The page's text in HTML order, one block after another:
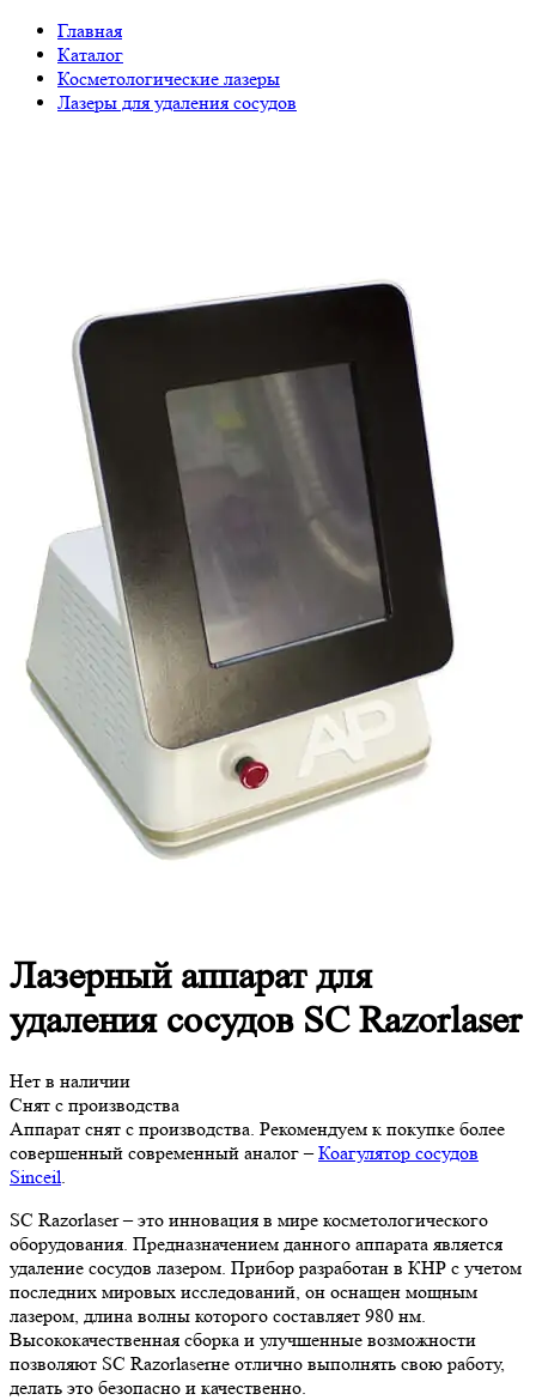
Главная
Каталог
Косметологические лазеры
Лазеры для удаления сосудов
Лазерный аппарат для
удаления сосудов SC Razorlaser
Нет в наличии
Снят с производства
Аппарат снят с производства. Рекомендуем к покупке более
совершенный современный аналог –Коагулятор сосудов
Sinceil.
SC Razorlaser – это инновация в мире косметологического
оборудования. Предназначением данного аппарата является
удаление сосудов лазером. Прибор разработан в КНР с учетом
последних мировых исследований, он оснащен мощным
лазером, длина волны которого составляет 980 нм.
Высококачественная сборка и улучшенные возможности
позволяют SC Razorlaserне отлично выполнять свою работу,
делать это безопасно и качественно.